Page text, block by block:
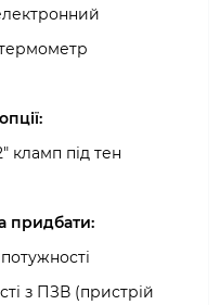
кламп під тен
придбати:
з ПЗВ (пристрій